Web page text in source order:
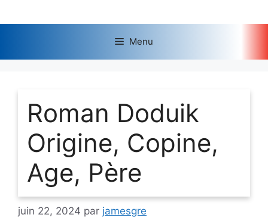
au
Menu
Roman Doduik
Origine, Copine,
Age, Père
juin 22, 2024 par jamesgre